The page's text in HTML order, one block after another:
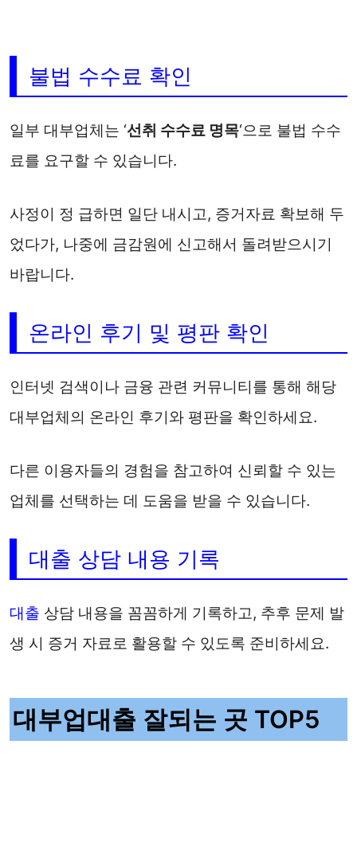
불법 수수료 확인
일부 대부업체는 ‘선취 수수료 명목‘으로 불법 수수
료를 요구할 수 있습니다.
사정이 정 급하면 일단 내시고, 증거자료 확보해 두
었다가, 나중에 금감원에 신고해서 돌려받으시기
바랍니다.
온라인 후기 및 평판 확인
인터넷 검색이나 금융 관련 커뮤니티를 통해 해당
대부업체의 온라인 후기와 평판을 확인하세요.
다른 이용자들의 경험을 참고하여 신뢰할 수 있는
업체를 선택하는 데 도움을 받을 수 있습니다.
대출 상담 내용 기록
대출 상담 내용을 꼼꼼하게 기록하고, 추후 문제 발
생 시 증거 자료로 활용할 수 있도록 준비하세요.
대부업대출 잘되는 곳 TOP5